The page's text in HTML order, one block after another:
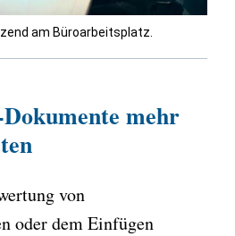
am Büroarbeitsplatz.
mehr
von
oder dem Einfügen